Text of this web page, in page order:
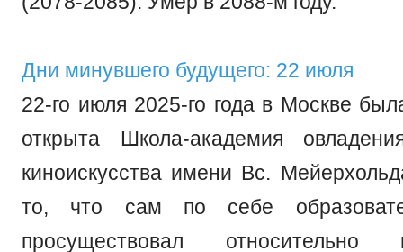
Дни минувшего будущего: 22 июля
22-го июля 2025-го года в Москве
открыта Школа-академия
киноискусства имени Вс.
то, что сам по себе
просуществовал относительно